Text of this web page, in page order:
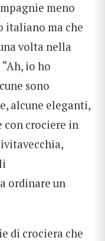
meno
italiano ma che
volta nella
io ho
sono
alcune eleganti,
con crociere in
ordinare un
di crociera che